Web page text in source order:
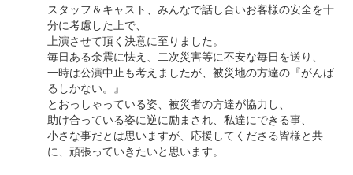
スタッフ＆キャスト、みんなで話し合いお客様の安全を十
分に考慮した上で、
上演させて頂く決意に至りました。
毎日ある余震に怯え、二次災害等に不安な毎日を送り、
一時は公演中止も考えましたが、被災地の方達の『がんば
るしかない。』
とおっしゃっている姿、被災者の方達が協力し、
助け合っている姿に逆に励まされ、私達にできる事、
小さな事だとは思いますが、応援してくださる皆様と共
に、頑張っていきたいと思います。